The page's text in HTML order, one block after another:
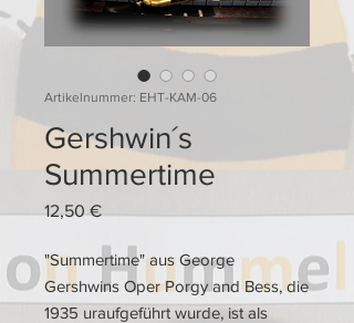
Artikelnummer: EHT-KAM-06
Gershwin´s
Summertime
12,50 €Preis
"Summertime" aus George
Gershwins Oper Porgy and Bess, die
1935 uraufgeführt wurde, ist als